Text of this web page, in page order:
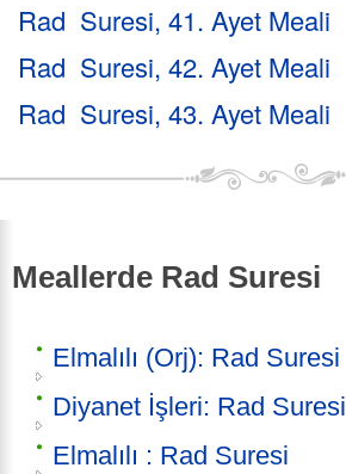
Rad Suresi, 41. Ayet Meali
Rad Suresi, 42. Ayet Meali
Rad Suresi, 43. Ayet Meali
Meallerde Rad Suresi
Elmalılı (Orj): Rad Suresi
Diyanet İşleri: Rad Suresi
Elmalılı : Rad Suresi